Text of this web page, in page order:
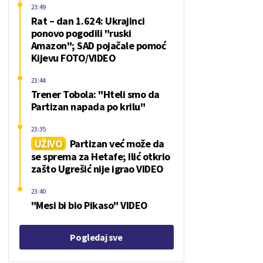
Rat – dan 1.624: Ukrajinci
ponovo pogodili "ruski
Amazon"; SAD pojačale pomoć
Kijevu FOTO/VIDEO
23:49
Trener Tobola: "Hteli smo da
Partizan napada po krilu"
23:44
UŽIVO
Partizan već može da
se sprema za Hetafe; Ilić otkrio
zašto Ugrešić nije igrao VIDEO
23:35
"Mesi bi bio Pikaso" VIDEO
23:40
Pogledaj sve